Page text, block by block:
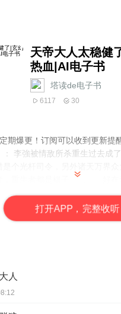
天帝大人太稳健
热血|AI电子书
塔读de电子书
6117 30
期爆更！订阅可以收到更新提
： 李強被情敌所杀重生过去成
，重生者都是棋子…… 好在
：治世定伦，网络小说作家，作
优质小说~欢迎关注留言
打开APP，完整收听
人